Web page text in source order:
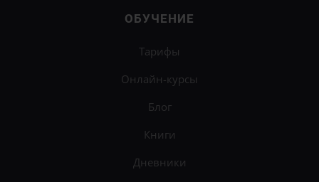
ОБУЧЕНИЕ
Тарифы
Онлайн-курсы
Блог
Книги
Дневники